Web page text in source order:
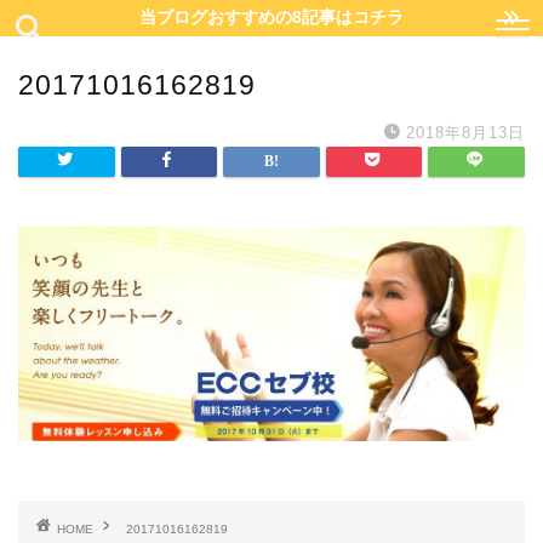
当ブログおすすめの8記事はコチラ
20171016162819
2018年8月13日
HOME 20171016162819